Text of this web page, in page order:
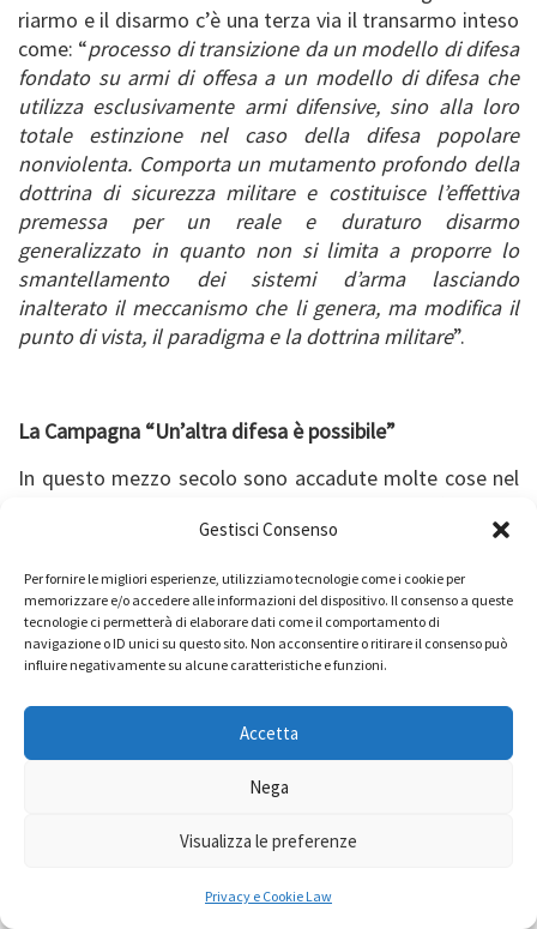
Gestisci Consenso
Per fornire le migliori esperienze, utilizziamo tecnologie come i cookie per
memorizzare e/o accedere alle informazioni del dispositivo. Il consenso a queste
tecnologie ci permetterà di elaborare dati come il comportamento di
navigazione o ID unici su questo sito. Non acconsentire o ritirare il consenso può
influire negativamente su alcune caratteristiche e funzioni.
Accetta
Nega
Visualizza le preferenze
Privacy e Cookie Law
riarmo e il disarmo c’è una terza via il transarmo inteso
come: “processo di transizione da un modello di difesa
fondato su armi di offesa a un modello di difesa che
utilizza esclusivamente armi difensive, sino alla loro
totale estinzione nel caso della difesa popolare
nonviolenta. Comporta un mutamento profondo della
dottrina di sicurezza militare e costituisce l’effettiva
premessa per un reale e duraturo disarmo
generalizzato in quanto non si limita a proporre lo
smantellamento dei sistemi d’arma lasciando
inalterato il meccanismo che li genera, ma modifica il
punto di vista, il paradigma e la dottrina militare”.
La Campagna “Un’altra difesa è possibile”
In questo mezzo secolo sono accadute molte cose nel
formalmente, per l’ordinamento italiano, parte di una
militare. Ma in realtà i due modelli di difesa non sono, in
nessun modo, comparabili: lo strumento militare è
sempre più potenziato e finanziato e utilizzato
nell’offesa delle “Patrie altrui”, come scriveva don
Milani, mentre la difesa civile, non armata e nonviolenta
– salvo poche decine di milioni l’anno per il servizio civile
(e il collegato esperimento transitorio dei corpi civili di
pace) – non ha risorse, ne organizzazione, ne
, a cui aderiscono anche le Acli, ha depositato
ottenere un riconoscimento della pari dignità, con tutto